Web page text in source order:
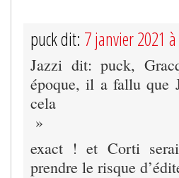
puck dit: 7 janvier 2021
Jazzi dit: puck,
époque, il a fallu que
cela
»
exact ! et Corti
prendre le risque